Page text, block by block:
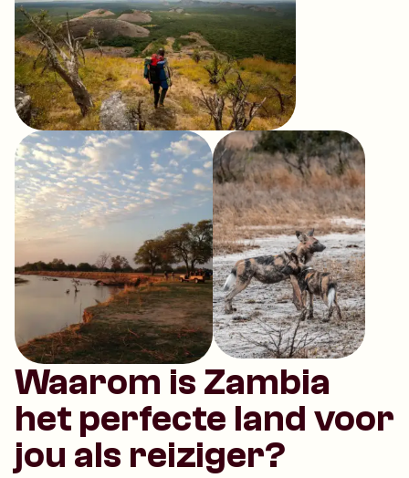
Waarom is Zambia
het perfecte land voor
jou als reiziger?